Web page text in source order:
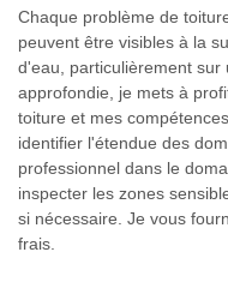
Chaque problème de
peuvent être visibles à la
d'eau, particulièrement sur
approfondie, je mets à
toiture et mes
identifier l'étendue des
professionnel dans le
inspecter les zones
si nécessaire. Je vous
frais.